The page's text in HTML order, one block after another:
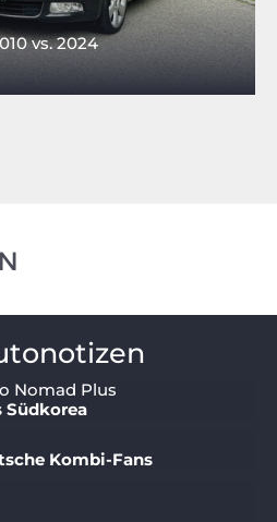
vs. 2024
Nomad Plus
Südkorea
Kombi-Fans